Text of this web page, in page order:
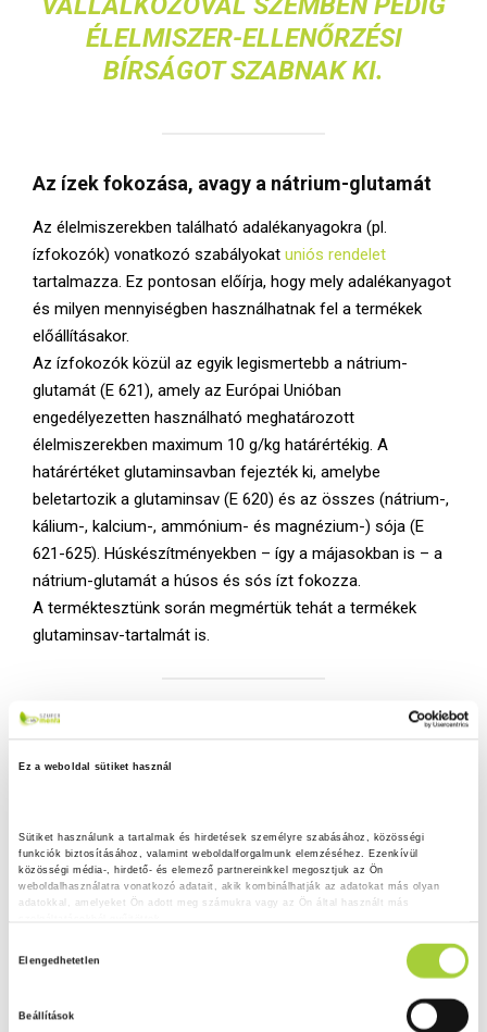
Ez a weboldal sütiket használ
Sütiket használunk a tartalmak és hirdetések személyre szabásához, közösségi
funkciók biztosításához, valamint weboldalforgalmunk elemzéséhez. Ezenkívül
közösségi média-, hirdető- és elemező partnereinkkel megosztjuk az Ön
weboldalhasználatra vonatkozó adatait, akik kombinálhatják az adatokat más olyan
adatokkal, amelyeket Ön adott meg számukra vagy az Ön által használt más
Elengedhetetlen
Beállítások
ÉLELMISZER-ELLENŐRZÉSI
BÍRSÁGOT SZABNAK KI.
Az ízek fokozása, avagy a nátrium-glutamát
Az élelmiszerekben található adalékanyagokra (pl.
ízfokozók) vonatkozó szabályokat uniós rendelet
tartalmazza. Ez pontosan előírja, hogy mely adalékanyagot
és milyen mennyiségben használhatnak fel a termékek
előállításakor.
Az ízfokozók közül az egyik legismertebb a nátrium-
glutamát (E 621), amely az Európai Unióban
engedélyezetten használható meghatározott
élelmiszerekben maximum 10 g/kg határértékig. A
határértéket glutaminsavban fejezték ki, amelybe
beletartozik a glutaminsav (E 620) és az összes (nátrium-,
kálium-, kalcium-, ammónium- és magnézium-) sója (E
621-625). Húskészítményekben – így a májasokban is – a
nátrium-glutamát a húsos és sós ízt fokozza.
A terméktesztünk során megmértük tehát a termékek
glutaminsav-tartalmát is.
ÖRÖMTELI EREDMÉNY, HOGY NEM
MERÜLT FEL KIFOGÁS EGYETLEN
Tudta?
A glutaminsav vagy glutamát a természetben is
előforduló aminosav, amely nagy mennyiségben
megtalálható leginkább a magas fehérjetartalmú
ételekben, úgymint a tejtermékekben, a hús- és